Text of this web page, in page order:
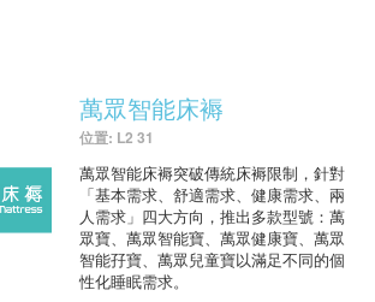
萬眾智能床褥
位置: L2 31
萬眾智能床褥突破傳統床褥限制，針對
「基本需求、舒適需求、健康需求、兩
人需求」四大方向，推出多款型號：萬
眾寶、萬眾智能寶、萬眾健康寶、萬眾
智能孖寶、萬眾兒童寶以滿足不同的個
性化睡眠需求。